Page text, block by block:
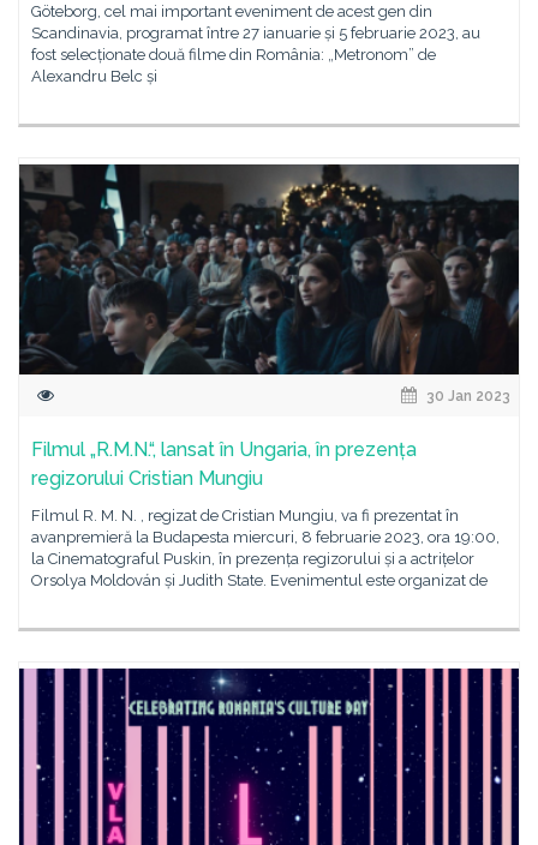
Göteborg, cel mai important eveniment de acest gen din
Scandinavia, programat între 27 ianuarie și 5 februarie 2023, au
fost selecționate două filme din România: „Metronom” de
Alexandru Belc și
30 Jan 2023
Filmul „R.M.N.“, lansat în Ungaria, în prezența
regizorului Cristian Mungiu
Filmul R. M. N. , regizat de Cristian Mungiu, va fi prezentat în
avanpremieră la Budapesta miercuri, 8 februarie 2023, ora 19:00,
la Cinematograful Puskin, în prezența regizorului și a actrițelor
Orsolya Moldován și Judith State. Evenimentul este organizat de